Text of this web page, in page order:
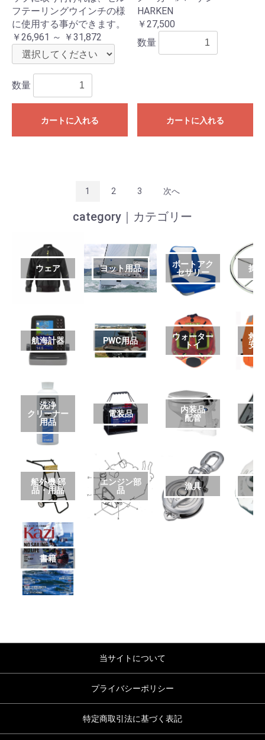
フテーリングウインチの様
に使用する事ができます。
￥26,961 ～ ￥31,872
数量
カートに入れる
HARKEN
￥27,500
数量
カートに入れる
1 2 3 次へ
category｜カテゴリー
ウェア ヨット用品
ボートアク
セサリー
操
航海計器 PWC用品
ウォーター
トイ
救
安
洗浄
クリーナー
用品
電装品
内装品
配管
艤
船外機 部
品・用品
エンジン部
品
漁具
書籍
当サイトについて
プライバシーポリシー
特定商取引法に基づく表記